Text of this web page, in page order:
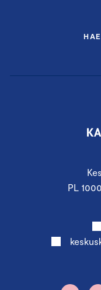
PL